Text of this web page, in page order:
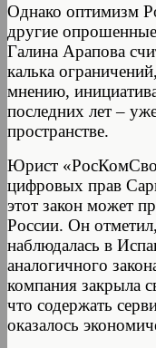
Однако оптимизм
другие
Галина Арапова
калька
мнению,
последних лет –
пространстве.
Юрист
цифровых прав
этот закон может
России. Он
наблюдалась в
аналогичного
компания закрыла
что содержать
оказалось